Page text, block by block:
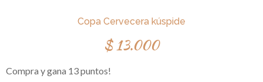
Copa Cervecera kúspide
$13.000
Compra y gana 13 puntos!